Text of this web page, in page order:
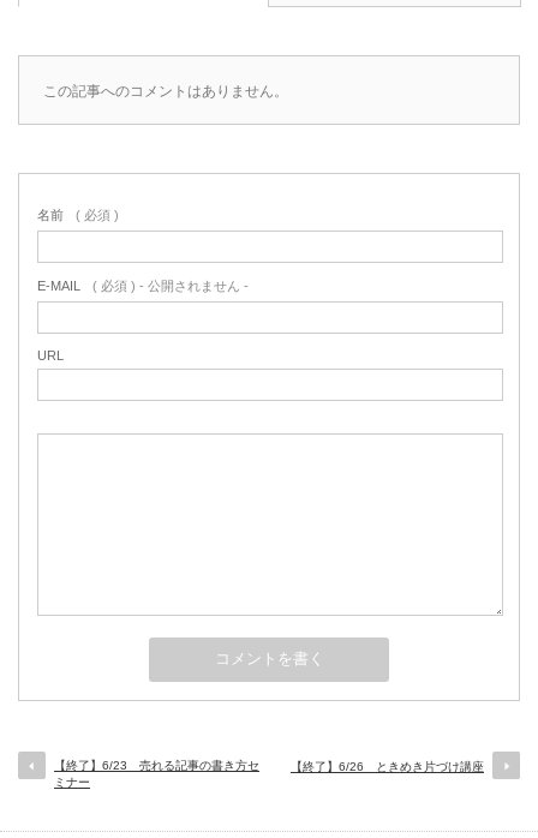
この記事へのコメントはありません。
名前 ( 必須 )
E-MAIL ( 必須 ) - 公開されません -
URL
【終了】6/23 売れる記事の書き方セ
ミナー
【終了】6/26 ときめき片づけ講座